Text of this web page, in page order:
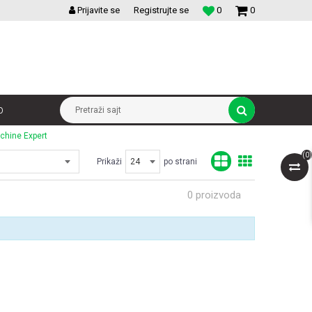
VELIKI IZBOR MODULARNIH PREKIDACA I UTICNICA 0
0
Prijavite se Registrujte se
Pretraži sajt
(0)
Expert
Prikaži po strani
0 proizvoda